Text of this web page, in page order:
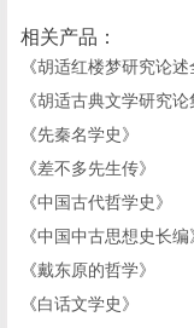
相关产品：
《胡适红楼梦研究论述
《胡适古典文学研究
《先秦名学史 》
《差不多先生传》
《中国古代哲学史 》
《中国中古思想史长编
《戴东原的哲学》
《白话文学史 》